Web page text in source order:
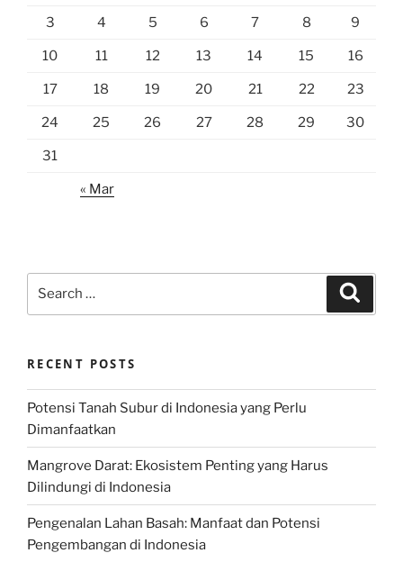
3 4 5 6 7 8 9
10 11 12 13 14 15 16
17 18 19 20 21 22 23
24 25 26 27 28 29 30
31
« Mar
RECENT POSTS
Potensi Tanah Subur di Indonesia yang Perlu
Dimanfaatkan
Mangrove Darat: Ekosistem Penting yang Harus
Dilindungi di Indonesia
Pengenalan Lahan Basah: Manfaat dan Potensi
Pengembangan di Indonesia